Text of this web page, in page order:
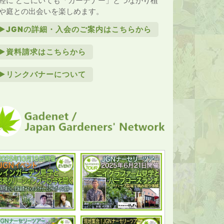
庭との出会いを楽しめます。
の詳細・入会のご案内はこちらから
資料請求はこちらから
リンクバナーについて